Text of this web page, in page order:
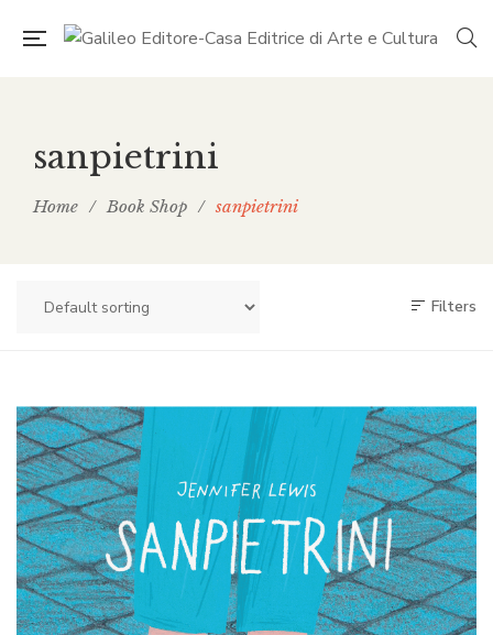
sanpietrini
Home / Book Shop / sanpietrini
Filters